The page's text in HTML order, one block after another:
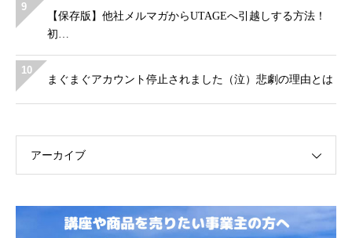
9
【保存版】他社メルマガからUTAGEへ引越しする方法！
初…
10
まぐまぐアカウント停止されました（泣）悲劇の理由とは
アーカイブ